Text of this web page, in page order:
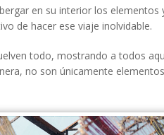
en su interior los
de hacer ese viaje inolvidable.
todo, mostrando a todos
no son únicamente